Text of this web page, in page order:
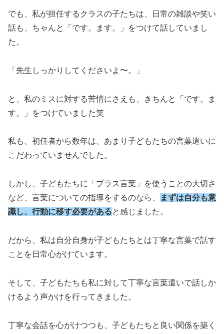
でも、私が担任するクラスの子たちは、日常の雑談や笑い
話も、ちゃんと「です。ます。」をつけて話していまし
た。
「先生しっかりしてくださいよ〜。」
と、私のミスに対する苦情にさえも、きちんと「です。ま
す。」をつけていました笑
私も、初任者から数年は、あまり子どもたちの言葉遣いに
こだわっていませんでした。
しかし、子どもたちに「プラス言葉」を使うことの大切さ
など、言葉についての指導をするのなら、
まずは自分も意
識し、行動に移す必要があると感じました。
だから、私は自分自身が子どもたちとは丁寧な言葉で話す
ことを日常心がけています。
そして、子どもたちも私に対して丁寧な言葉遣いで話しか
けるよう声かけを行ってきました。
丁寧な会話を心がけつつも、子どもたちと良い関係を築く